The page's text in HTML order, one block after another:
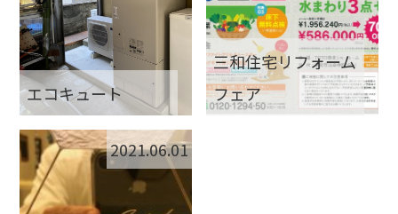
エコキュート
三和住宅リフォーム
フェア
2021.06.01